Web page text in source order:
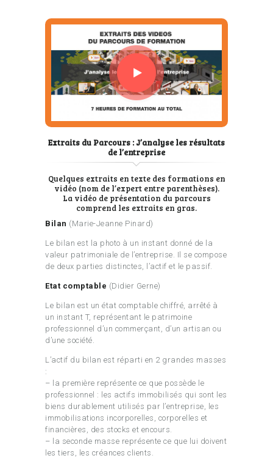
Extraits du Parcours : J’analyse les résultats
de l’entreprise
Quelques extraits en texte des formations en
vidéo (nom de l’expert entre parenthèses).
La vidéo de présentation du parcours
comprend les extraits en gras.
Bilan (Marie-Jeanne Pinard)
Le bilan est la photo à un instant donné de la
valeur patrimoniale de l’entreprise. Il se compose
de deux parties distinctes, l’actif et le passif.
Etat comptable (Didier Gerne)
Le bilan est un état comptable chiffré, arrêté à
un instant T, représentant le patrimoine
professionnel d’un commerçant, d’un artisan ou
d’une société.
L’actif du bilan est réparti en 2 grandes masses
:
– la première représente ce que possède le
professionnel : les actifs immobilisés qui sont les
biens durablement utilisés par l’entreprise, les
immobilisations incorporelles, corporelles et
financières, des stocks et encours.
– la seconde masse représente ce que lui doivent
les tiers, les créances clients.